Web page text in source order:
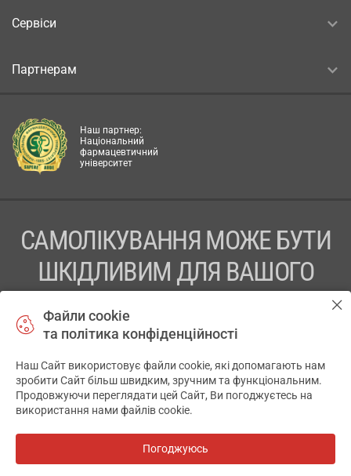
Сервіси
Партнерам
Наш партнер:
Національний
фармацевтичний
університет
САМОЛІКУВАННЯ МОЖЕ БУТИ
ШКІДЛИВИМ ДЛЯ ВАШОГО
ПЕРЕД ЗАСТОСУВАННЯМ ПРЕПАРАТУ ПРОКОНСУЛЬТУЙТЕСЬ
ТОВ «АПТЕКА 911.ЮА» Код ЄДРПОУ 43631965.
Відмова від відповідальності
© 2014-2026. Медична інформаційна система АПТЕКА911.ЮА
Файли cookie
та політика конфіденційності
Наш Сайт використовує файли cookie, які допомагають нам
зробити Сайт більш швидким, зручним та функціональним.
Продовжуючи переглядати цей Сайт, Ви погоджуєтесь на
використання нами файлів cookie.
Погоджуюсь
✕